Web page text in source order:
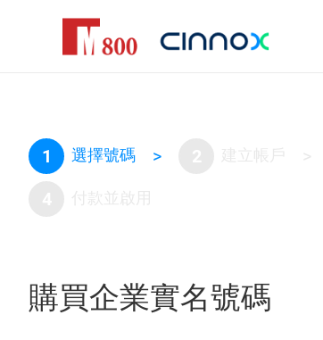
1 選擇號碼 >
購買企業實名號碼